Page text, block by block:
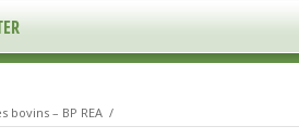
– BP REA /